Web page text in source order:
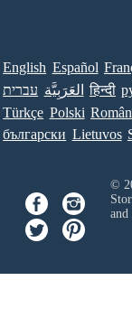
English Español
עברית العَرَبِيَّة हिन्दी
Türkçe Polski
български Lietuvos
©
and